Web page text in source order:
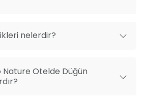
konforunu yaşayarak düğününüzü
dönüştürebilirsiniz. Şehir
Roxy Hotels Didim
nelerdir?
Nature Otelde Düğün